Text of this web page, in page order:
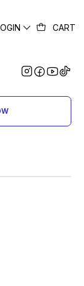
CART
PARA